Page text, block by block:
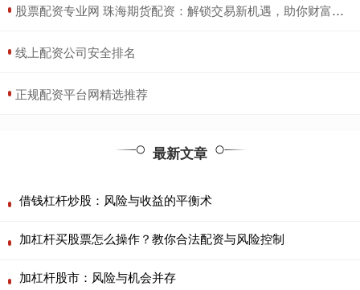
​股票配资专业网 珠海期货配资：解锁交易新机遇，助你财富倍增
​线上配资公司安全排名
​正规配资平台网精选推荐
最新文章
借钱杠杆炒股：风险与收益的平衡术
加杠杆买股票怎么操作？教你合法配资与风险控制
加杠杆股市：风险与机会并存